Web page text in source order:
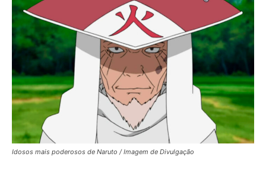
Idosos mais poderosos de Naruto / Imagem de Divulgação